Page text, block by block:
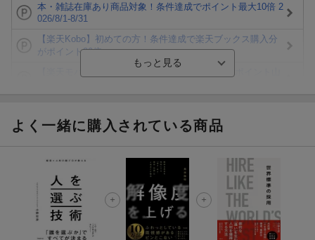
本・雑誌在庫あり商品対象！条件達成でポイント最大10倍 2
026/8/1-8/31
【楽天Kobo】初めての方！条件達成で楽天ブックス購入分
がポイント20倍
ト山分け
楽天モバイル紹介キャンペーンの拡散で300円OFFクーポン
進呈
条件達成で楽天限定・宝塚歌劇 宙組貸切公演ペアチケット
が当たる
よく一緒に購入されている商品